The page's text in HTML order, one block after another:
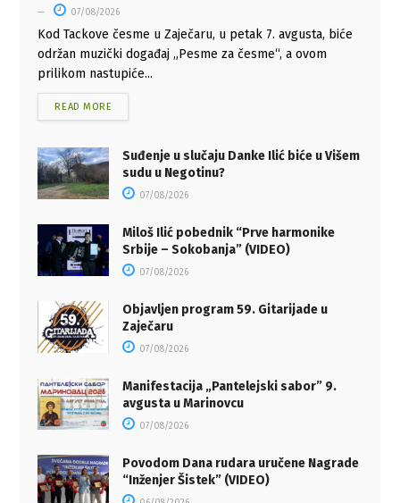
07/08/2026
Kod Tackove česme u Zaječaru, u petak 7. avgusta, biće
održan muzički događaj „Pesme za česme“, a ovom
prilikom nastupiće...
READ MORE
Suđenje u slučaju Danke Ilić biće u Višem
sudu u Negotinu?
07/08/2026
Miloš Ilić pobednik “Prve harmonike
Srbije – Sokobanja” (VIDEO)
07/08/2026
Objavljen program 59. Gitarijade u
Zaječaru
07/08/2026
Manifestacija „Pantelejski sabor” 9.
avgusta u Marinovcu
07/08/2026
Povodom Dana rudara uručene Nagrade
“Inženjer Šistek” (VIDEO)